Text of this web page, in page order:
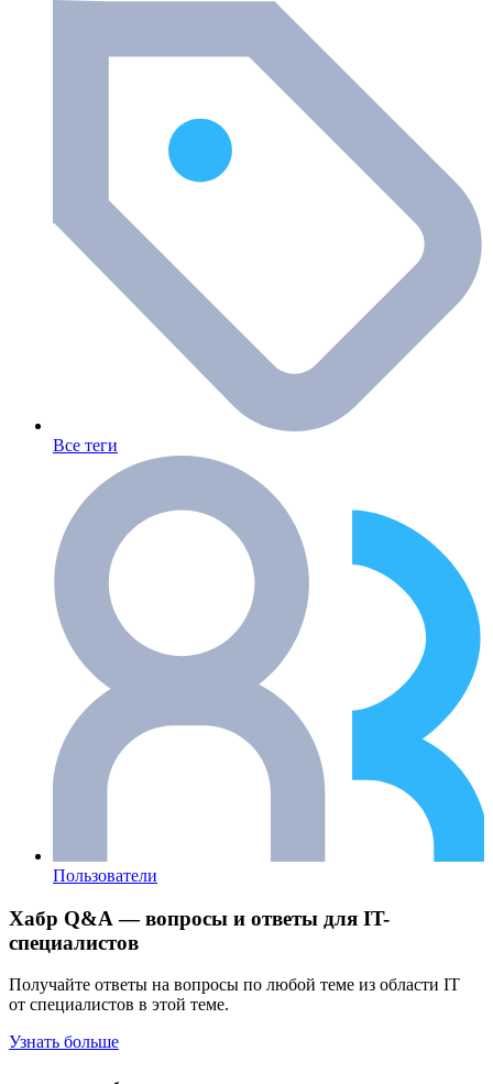
Все теги
Пользователи
Хабр Q&A — вопросы и ответы для IT-
специалистов
Получайте ответы на вопросы по любой теме из области IT
от специалистов в этой теме.
Узнать больше